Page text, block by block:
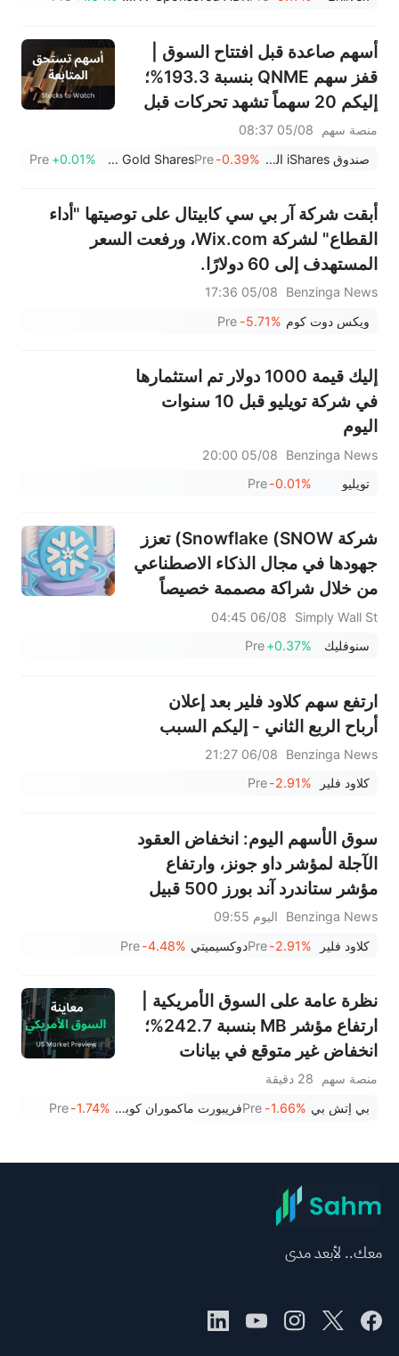
"زيادة الوزن" وهدف 151 دولارًا
أسهم صاعدة قبل افتتاح السوق |
قفز سهم QNME بنسبة 193.3%؛
إليكم 20 سهماً تشهد تحركات قبل
افتتاح السوق (4 أغسطس)
منصة سهم
05/08 08:37
صندوق iShares الفضي -0.39%
Pre
SPDR Gold Shares
+0.01%
Pre
أبقت شركة آر بي سي كابيتال على توصيتها "أداء
القطاع" لشركة Wix.com، ورفعت السعر
المستهدف إلى 60 دولارًا.
Benzinga News
05/08 17:36
ويكس دوت كوم -5.71%
Pre
إليك قيمة 1000 دولار تم استثمارها
في شركة تويليو قبل 10 سنوات
اليوم
Benzinga News
05/08 20:00
تويليو
-0.01%
Pre
شركة Snowflake (SNOW) تعزز
جهودها في مجال الذكاء الاصطناعي
من خلال شراكة مصممة خصيصاً
للإنتاج
Simply Wall St
06/08 04:45
سنوفليك
+0.37%
Pre
ارتفع سهم كلاود فلير بعد إعلان
أرباح الربع الثاني - إليكم السبب
Benzinga News
06/08 21:27
كلاود فلير
-2.91%
Pre
سوق الأسهم اليوم: انخفاض العقود
الآجلة لمؤشر داو جونز، وارتفاع
مؤشر ستاندرد آند بورز 500 قبيل
صدور تقرير الوظائف لشهر يوليو -
شركات أتلاسيان، وتريد ديسك،
Benzinga News
اليوم 09:55
كلاود فلير
-2.91%
Preدوكسيميتي -4.48%
Pre
نظرة عامة على السوق الأمريكية |
ارتفاع مؤشر MB بنسبة 242.7%؛
انخفاض غير متوقع في بيانات
الوظائف غير الزراعية الأمريكية
لشهر يوليو بمقدار 23 ألفًا، وهو أول
منصة سهم
28 دقيقة
بي إتش بي -1.66%
Pre فريبورت ماكموران كوبر آند غولد -1.74%
Pre
معك.. لأبعد مدى